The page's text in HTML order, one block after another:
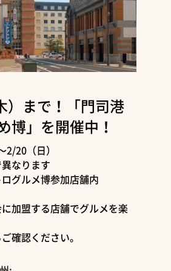
）まで！「門司港
博」を開催中！
20（日）
ります
グルメ博参加店舗内
加盟する店舗でグルメを楽
確認ください。